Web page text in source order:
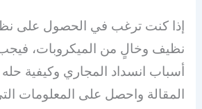
إذا كنت ترغب في الحصول على
نظيف وخالٍ من الميكروبات،
أسباب انسداد المجاري وكيفية حله
المقالة واحصل على المعلومات